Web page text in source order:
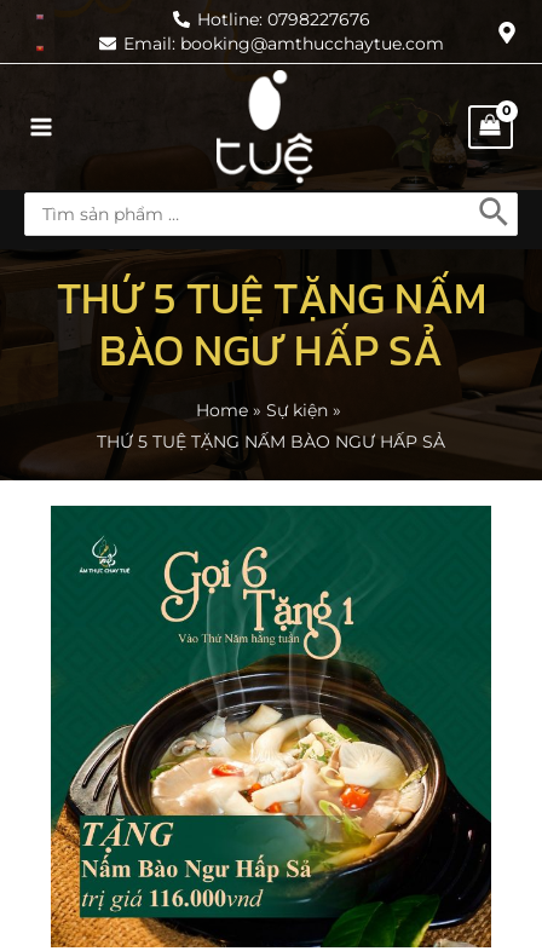
Hotline: 0798227676
Email: booking@amthucchaytue.com
Menu
Search
for:
THỨ 5 TUỆ TẶNG NẤM
BÀO NGƯ HẤP SẢ
Home
Sự kiện
THỨ 5 TUỆ TẶNG NẤM BÀO NGƯ HẤP SẢ